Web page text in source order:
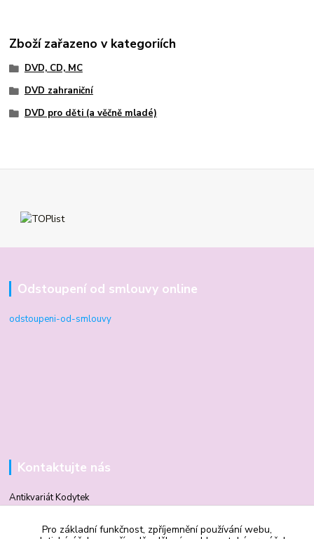
Zboží zařazeno v kategoriích
DVD, CD, MC
DVD zahraniční
DVD pro děti (a věčně mladé)
Odstoupení od smlouvy online
odstoupeni-od-smlouvy
Kontaktujte nás
Antikvariát Kodytek
Pro základní funkčnost, zpříjemnění používání webu,